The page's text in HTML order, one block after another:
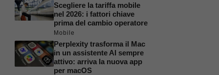
Scegliere la tariffa mobile
nel 2026: i fattori chiave
prima del cambio operatore
Mobile
Perplexity trasforma il Mac
in un assistente AI sempre
attivo: arriva la nuova app
per macOS